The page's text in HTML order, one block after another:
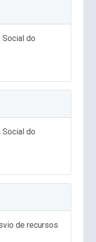
Social do
Social do
de recursos